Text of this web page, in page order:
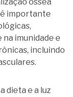
é importante
imunidade e
incluindo
dieta e a luz